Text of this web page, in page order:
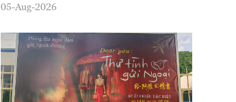
05-Aug-2026